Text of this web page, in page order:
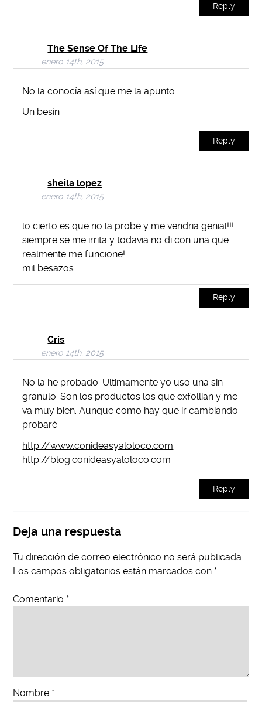
Reply
The Sense Of The Life
enero 14th, 2015
No la conocía así que me la apunto
Un besín
Reply
sheila lopez
enero 14th, 2015
lo cierto es que no la probe y me vendria genial!!!
siempre se me irrita y todavia no di con una que
realmente me funcione!
mil besazos
Reply
Cris
enero 14th, 2015
No la he probado. Ultimamente yo uso una sin
granulo. Son los productos los que exfollian y me
va muy bien. Aunque como hay que ir cambiando
probaré
http://www.conideasyaloloco.com
http://blog.conideasyaloloco.com
Reply
Deja una respuesta
Tu dirección de correo electrónico no será publicada.
Los campos obligatorios están marcados con *
Comentario *
Nombre *